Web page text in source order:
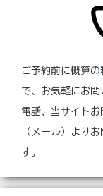
ご予約前に概算
で、お気軽にお
電話、当サイト
（メール）より
す。